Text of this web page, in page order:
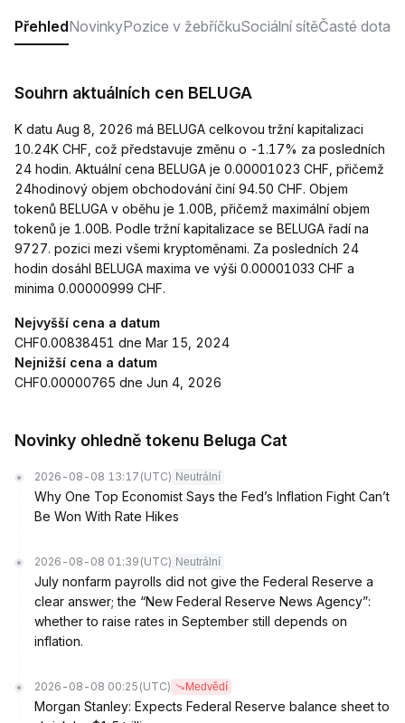
PřehledNovinkyPozice v žebříčkuSociální sítěČasté
Souhrn aktuálních cen BELUGA
K datu Aug 8, 2026 má BELUGA celkovou tržní kapitalizaci
10.24K CHF, což představuje změnu o -1.17% za posledních
24 hodin. Aktuální cena BELUGA je 0.00001023 CHF, přičemž
24hodinový objem obchodování činí 94.50 CHF. Objem
tokenů BELUGA v oběhu je 1.00B, přičemž maximální objem
tokenů je 1.00B. Podle tržní kapitalizace se BELUGA řadí na
9727. pozici mezi všemi kryptoměnami. Za posledních 24
hodin dosáhl BELUGA maxima ve výši 0.00001033 CHF a
minima 0.00000999 CHF.
Nejvyšší cena a datum
CHF0.00838451 dne Mar 15, 2024
Nejnižší cena a datum
CHF0.00000765 dne Jun 4, 2026
Novinky ohledně tokenu Beluga Cat
2026-08-08 13:17 (UTC) Neutrální
Why One Top Economist Says the Fed’s Inflation Fight Can’t
Be Won With Rate Hikes
2026-08-08 01:39 (UTC) Neutrální
July nonfarm payrolls did not give the Federal Reserve a
clear answer; the “New Federal Reserve News Agency”:
whether to raise rates in September still depends on
inflation.
2026-08-08 00:25 (UTC) Medvědí
Morgan Stanley: Expects Federal Reserve balance sheet to